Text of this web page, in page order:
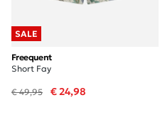
SALE
Freequent
Short Fay
€ 49,95 € 24,98